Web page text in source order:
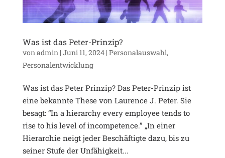
Was ist das Peter-Prinzip?
von admin | Juni 11, 2024| Personalauswahl,
Personalentwicklung
Was ist das Peter Prinzip? Das Peter-Prinzip ist
eine bekannte These von Laurence J. Peter. Sie
besagt: “In a hierarchy every employee tends to
rise to his level of incompetence.” „In einer
Hierarchie neigt jeder Beschäftigte dazu, bis zu
seiner Stufe der Unfähigkeit...